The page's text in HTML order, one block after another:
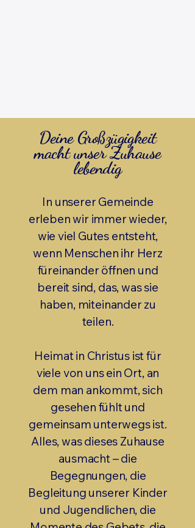
Deine Großzügigkeit
macht unser Zuhause
lebendig
In unserer Gemeinde
erleben wir immer wieder,
wie viel Gutes entsteht,
wenn Menschen ihr Herz
füreinander öffnen und
bereit sind, das, was sie
haben, miteinander zu
teilen.
Heimat in Christus ist für
viele von uns ein Ort, an
dem man ankommt, sich
gesehen fühlt und
gemeinsam unterwegs ist.
Alles, was dieses Zuhause
ausmacht – die
Begegnungen, die
Begleitung unserer Kinder
und Jugendlichen, die